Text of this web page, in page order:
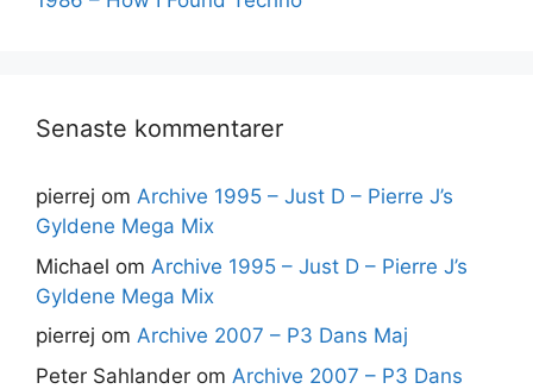
Senaste kommentarer
pierrej om Archive 1995 – Just D – Pierre J’s
Gyldene Mega Mix
Michael om Archive 1995 – Just D – Pierre J’s
Gyldene Mega Mix
pierrej om Archive 2007 – P3 Dans Maj
Peter Sahlander om Archive 2007 – P3 Dans